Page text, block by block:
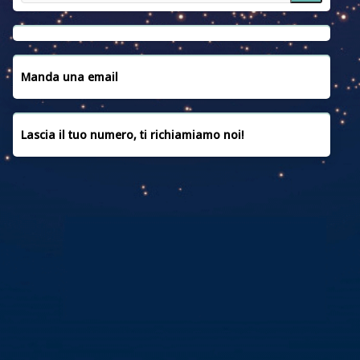
NOTIZIE
EMERGENZA UCRAINA
CONVENZIONI
CONTATTACI
PRIVACY POLICY
Manda una email
Lascia il tuo numero, ti richiamiamo noi!